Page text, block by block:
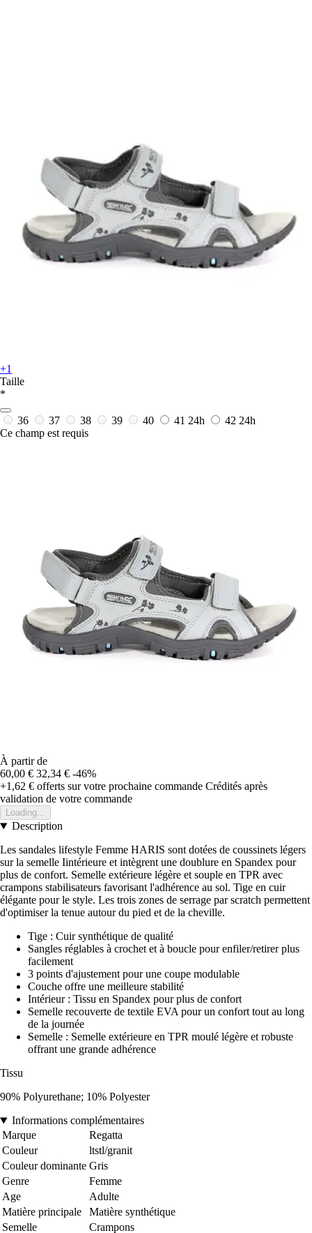
+1
Taille
*
36 37 38 39 40 41 24h 42 24h
Ce champ est requis
À partir de
60,00 € 32,34 € -46%
+1,62 € offerts sur votre prochaine commande Crédités après
validation de votre commande
Loading...
Description
Les sandales lifestyle Femme HARIS sont dotées de coussinets légers
sur la semelle Iintérieure et intègrent une doublure en Spandex pour
plus de confort. Semelle extérieure légère et souple en TPR avec
crampons stabilisateurs favorisant l'adhérence au sol. Tige en cuir
élégante pour le style. Les trois zones de serrage par scratch permettent
d'optimiser la tenue autour du pied et de la cheville.
Tige : Cuir synthétique de qualité
Sangles réglables à crochet et à boucle pour enfiler/retirer plus
facilement
3 points d'ajustement pour une coupe modulable
Couche offre une meilleure stabilité
Intérieur : Tissu en Spandex pour plus de confort
Semelle recouverte de textile EVA pour un confort tout au long
de la journée
Semelle : Semelle extérieure en TPR moulé légère et robuste
offrant une grande adhérence
Tissu
90% Polyurethane; 10% Polyester
Informations complémentaires
Marque
Regatta
Couleur
ltstl/granit
Couleur dominante Gris
Genre
Femme
Age
Adulte
Matière principale
Matière synthétique
Semelle
Crampons